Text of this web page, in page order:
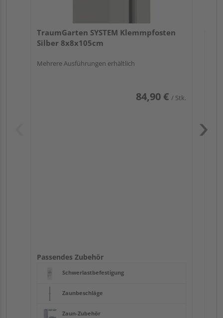
TraumGarten SYSTEM Klemmpfosten
Silber 8x8x105cm
Mehrere Ausführungen erhältlich
84,90 € / Stk.
Passendes Zubehör
Schwerlastbefestigung
Zaunbeschläge
Zaun-Zubehör